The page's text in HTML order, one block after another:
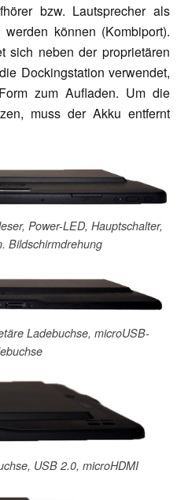
bzw. Lautsprecher als
können (Kombiport).
sich neben der proprietären
Dockingstation verwendet,
zum Aufladen. Um die
muss der Akku entfernt
Power-LED, Hauptschalter,
Bildschirmdrehung
Ladebuchse, microUSB-
USB 2.0, microHDMI